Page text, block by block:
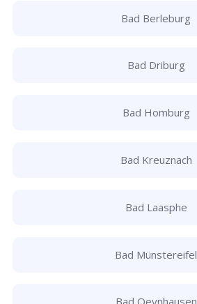
Bad Berleburg
Bad Driburg
Bad Homburg
Bad Kreuznach
Bad Laasphe
Bad Münstereifel